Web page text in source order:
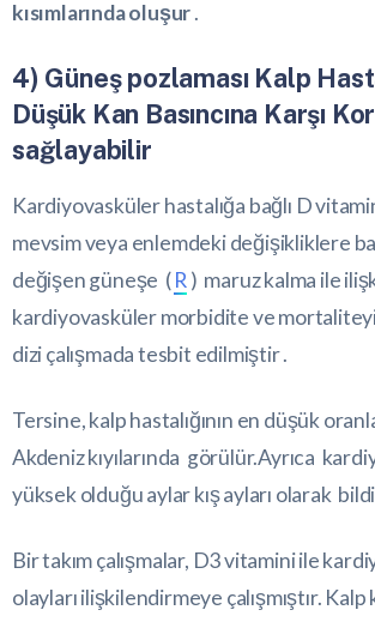
kısımlarında oluşur.
4) Güneş pozlaması Kalp
Düşük Kan Basıncına Karşı
sağlayabilir
Kardiyovasküler hastalığa bağlı D
mevsim veya enlemdeki değişikliklere
değişen güneşe (R) maruz kalma ile
kardiyovasküler morbidite ve
dizi çalışmada tesbit edilmiştir .
Tersine, kalp hastalığının en düşük
Akdeniz kıyılarında görülür.Ayrıca
yüksek olduğu aylar kış ayları olarak
Bir takım çalışmalar, D3 vitamini ile
olayları ilişkilendirmeye çalışmıştır. Kalp